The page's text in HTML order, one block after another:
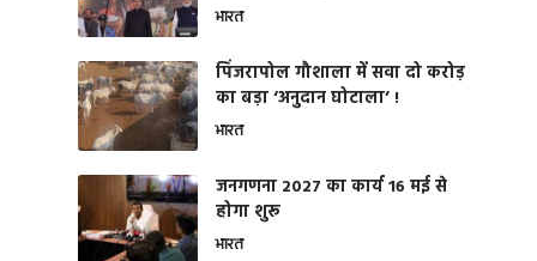
भारत
​पिंजरापोल गौशाला में सवा दो करोड़
का बड़ा ‘अनुदान घोटाला’ !
भारत
जनगणना 2027 का कार्य 16 मई से
होगा शुरू
भारत